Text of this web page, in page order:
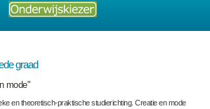
graad
mode"
en theoretisch-praktische studierichting. Creatie en mode